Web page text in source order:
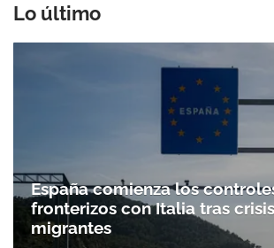
Lo último
España comienza los
fronterizos con Italia tras
migrantes